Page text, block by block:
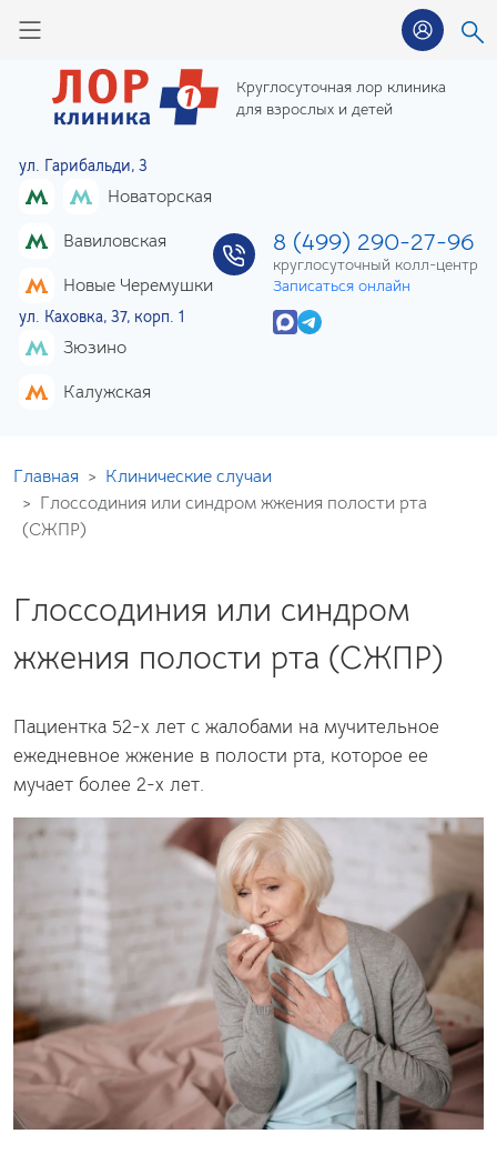
Круглосуточная лор клиника
для взрослых и детей
ул. Гарибальди, 3
Новаторская
Вавиловская
Новые Черемушки
ул. Каховка, 37, корп. 1
Зюзино
Калужская
8 (499) 290-27-96
круглосуточный колл-центр
Записаться онлайн
Главная
Клинические случаи
Глоссодиния или синдром жжения полости рта
(СЖПР)
Глоссодиния или синдром
жжения полости рта (СЖПР)
Пациентка 52-х лет с жалобами на мучительное
ежедневное жжение в полости рта, которое ее
мучает более 2-х лет.